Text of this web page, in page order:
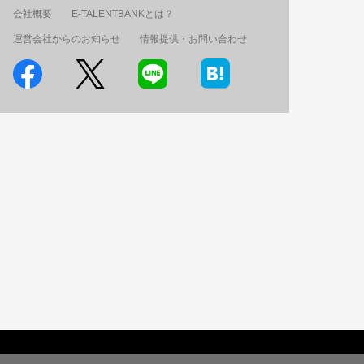
会社概要 E-TALENTBANKとは？
運営会社からのお知らせ 情報提供・お問い合わせ